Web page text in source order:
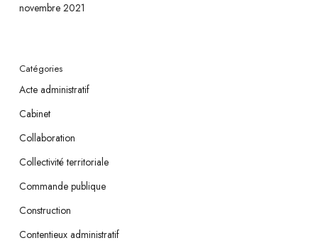
novembre 2021
Catégories
Acte administratif
Cabinet
Collaboration
Collectivité territoriale
Commande publique
Construction
Contentieux administratif